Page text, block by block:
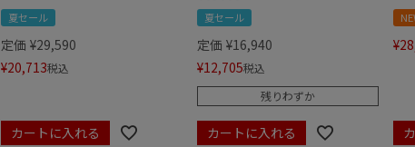
夏セール
定価 ¥29,590
¥20,713税込
カートに入れる
夏セール
定価 ¥16,940
¥12,705税込
残りわずか
カートに入れる
¥